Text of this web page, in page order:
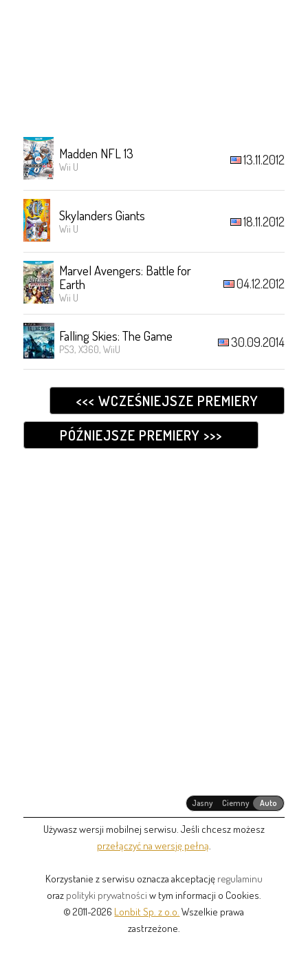
Madden NFL 13
Wii U 13.11.2012
Skylanders Giants
Wii U 18.11.2012
Marvel Avengers: Battle for
Earth
Wii U
04.12.2012
Falling Skies: The Game
PS3, X360, WiiU 30.09.2014
<<< WCZEŚNIEJSZE PREMIERY
PÓŹNIEJSZE PREMIERY >>>
Jasny Ciemny Auto
Używasz wersji mobilnej serwisu. Jeśli chcesz możesz
przełączyć na wersję pełną
Korzystanie z serwisu oznacza akceptację regulaminu
oraz polityki prywatności w tym informacji o Cookies.
© 2011-2026 Lonbit Sp. z o.o. Wszelkie prawa
zastrzeżone.